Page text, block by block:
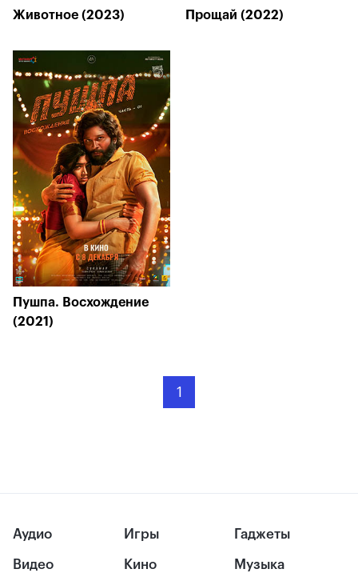
Животное (2023) Прощай (2022)
Пушпа. Восхождение
(2021)
1
Аудио
Видео
Игры
Кино
Гаджеты
Музыка